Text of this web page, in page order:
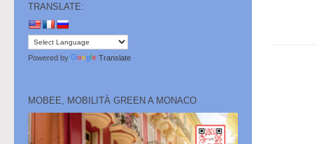
TRANSLATE:
Powered by Translate
MOBEE, MOBILITÀ GREEN A MONACO